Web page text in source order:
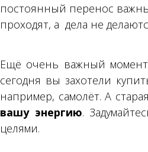
постоянный перенос
проходят, а дела не
Ещё очень важный
сегодня вы захотели
например, самолёт. А
вашу энергию.
целями.